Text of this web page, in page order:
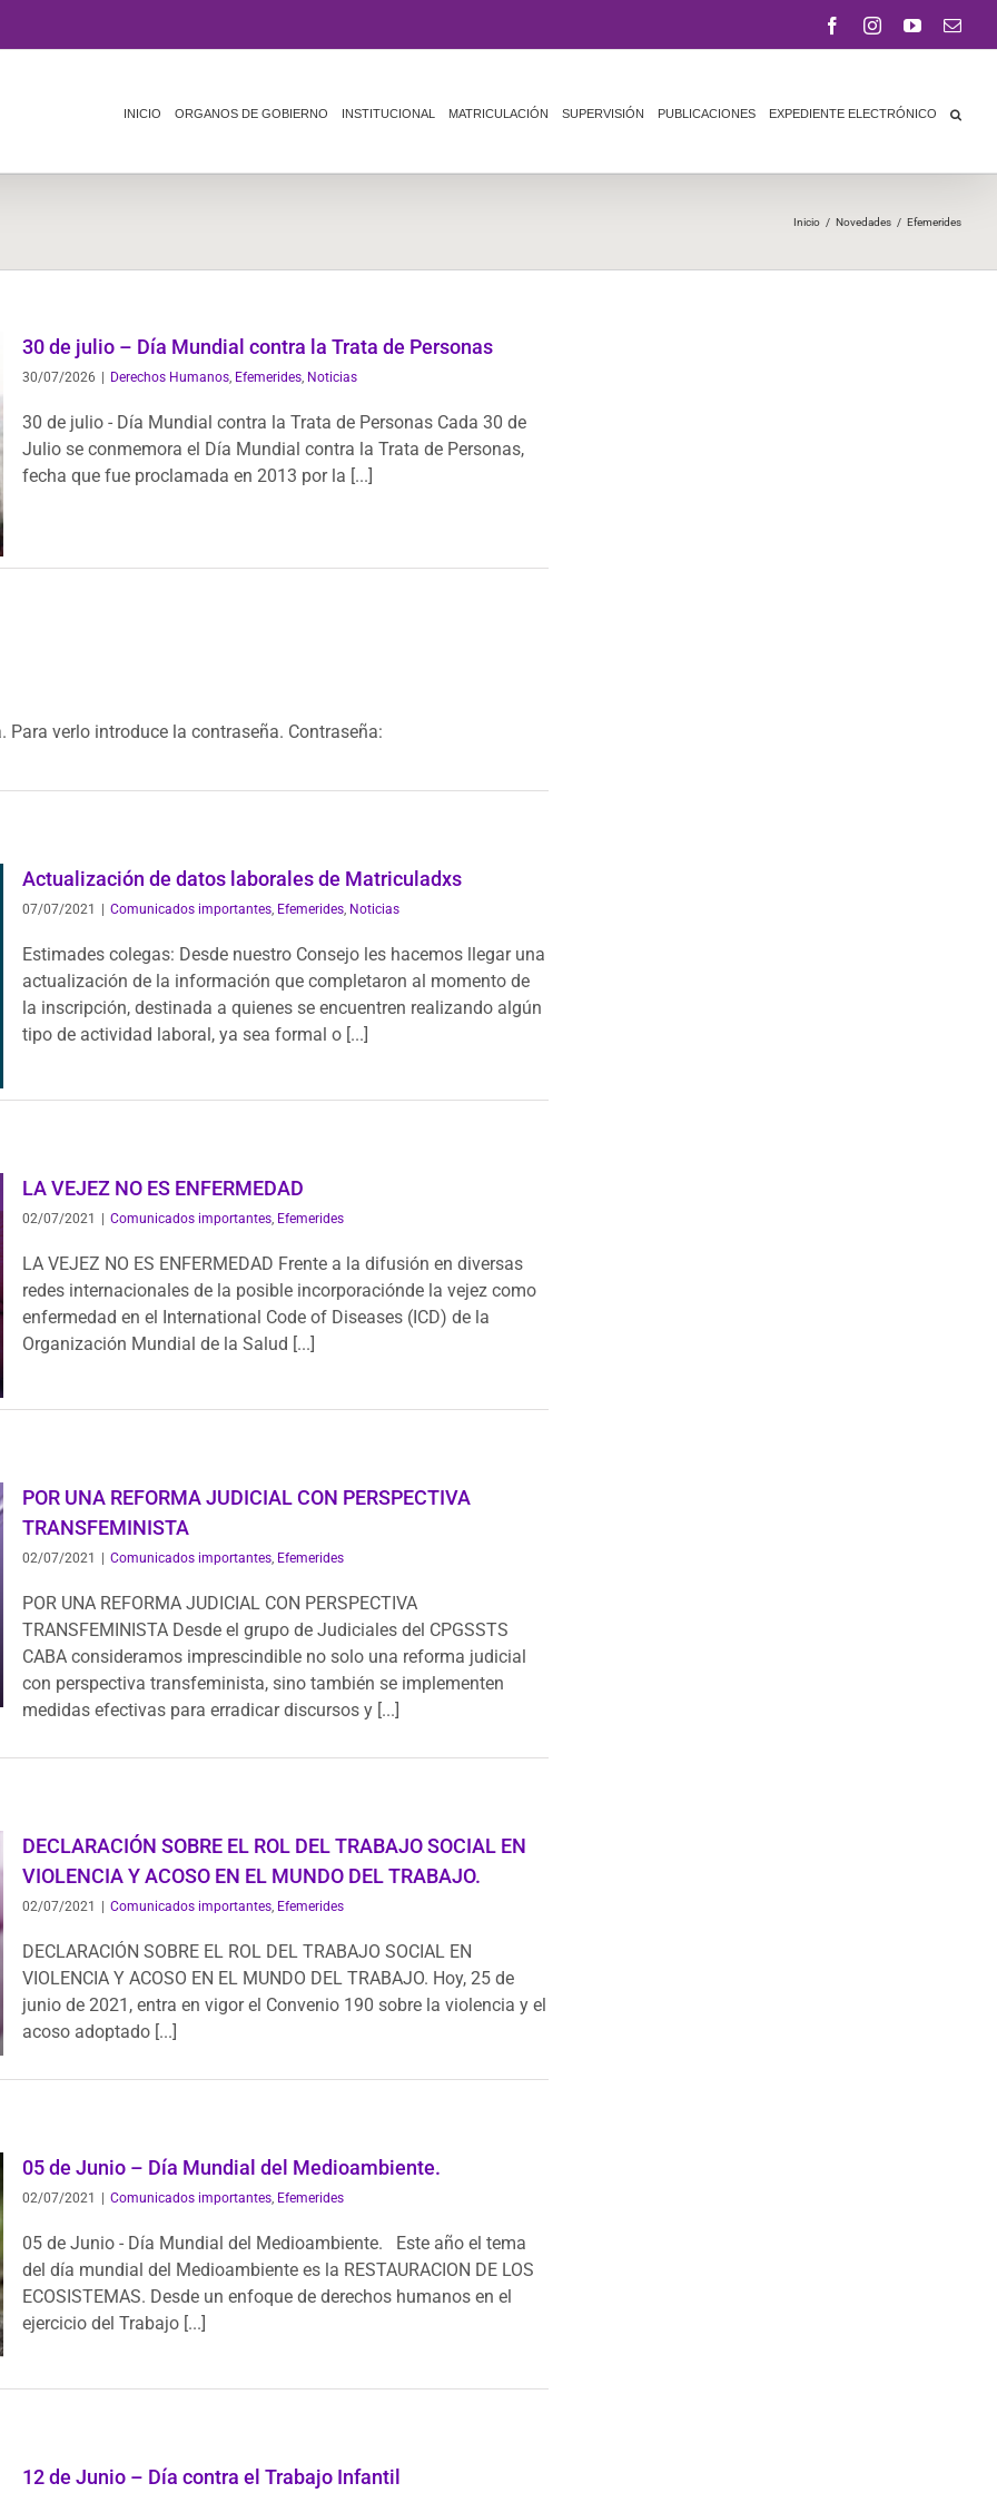
FacebookInstagramYouTube
INICIO ORGANOS DE GOBIERNO INSTITUCIONAL MATRICULACIÓN SUPERVISIÓN PUBLICACIONES EXPEDIENTE ELECTRÓNICO
Inicio / Novedades / Efemerides
30 de julio – Día Mundial contra la Trata de Personas
30/07/2026 Derechos Humanos, Efemerides, Noticias
30 de julio - Día Mundial contra la Trata de Personas Cada 30 de
Julio se conmemora el Día Mundial contra la Trata de Personas,
fecha que fue proclamada en 2013 por la [...]
verlo introduce la contraseña. Contraseña:
Actualización de datos laborales de Matriculadxs
07/07/2021 Comunicados importantes, Efemerides, Noticias
Estimades colegas: Desde nuestro Consejo les hacemos llegar una
actualización de la información que completaron al momento de
la inscripción, destinada a quienes se encuentren realizando algún
tipo de actividad laboral, ya sea formal o [...]
LA VEJEZ NO ES ENFERMEDAD
02/07/2021 Comunicados importantes, Efemerides
LA VEJEZ NO ES ENFERMEDAD Frente a la difusión en diversas
redes internacionales de la posible incorporaciónde la vejez como
enfermedad en el International Code of Diseases (ICD) de la
Organización Mundial de la Salud [...]
POR UNA REFORMA JUDICIAL CON PERSPECTIVA
TRANSFEMINISTA
02/07/2021 Comunicados importantes, Efemerides
POR UNA REFORMA JUDICIAL CON PERSPECTIVA
TRANSFEMINISTA Desde el grupo de Judiciales del CPGSSTS
CABA consideramos imprescindible no solo una reforma judicial
con perspectiva transfeminista, sino también se implementen
medidas efectivas para erradicar discursos y [...]
DECLARACIÓN SOBRE EL ROL DEL TRABAJO SOCIAL EN
VIOLENCIA Y ACOSO EN EL MUNDO DEL TRABAJO.
02/07/2021 Comunicados importantes, Efemerides
DECLARACIÓN SOBRE EL ROL DEL TRABAJO SOCIAL EN
VIOLENCIA Y ACOSO EN EL MUNDO DEL TRABAJO. Hoy, 25 de
junio de 2021, entra en vigor el Convenio 190 sobre la violencia y el
acoso adoptado [...]
05 de Junio – Día Mundial del Medioambiente.
02/07/2021 Comunicados importantes, Efemerides
05 de Junio - Día Mundial del Medioambiente. Este año el tema
del día mundial del Medioambiente es la RESTAURACION DE LOS
ECOSISTEMAS. Desde un enfoque de derechos humanos en el
ejercicio del Trabajo [...]
12 de Junio – Día contra el Trabajo Infantil